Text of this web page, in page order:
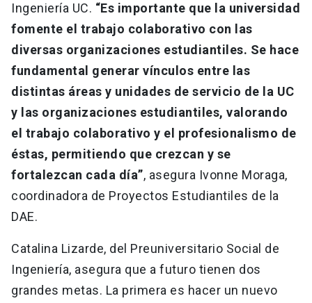
Ingeniería UC. “Es importante que la universidad
fomente el trabajo colaborativo con las
diversas organizaciones estudiantiles. Se hace
fundamental generar vínculos entre las
distintas áreas y unidades de servicio de la UC
y las organizaciones estudiantiles, valorando
el trabajo colaborativo y el profesionalismo de
éstas, permitiendo que crezcan y se
fortalezcan cada día”, asegura Ivonne Moraga,
coordinadora de Proyectos Estudiantiles de la
DAE.
Catalina Lizarde, del Preuniversitario Social de
Ingeniería, asegura que a futuro tienen dos
grandes metas. La primera es hacer un nuevo